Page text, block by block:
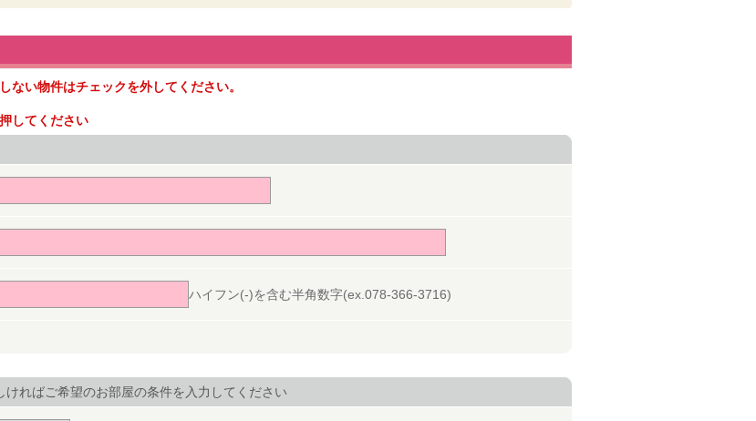
ない物件はチェックを外してください。
してください
ハイフン(-)を含む半角数字(ex.078-366-3716)
ればご希望のお部屋の条件を入力してください